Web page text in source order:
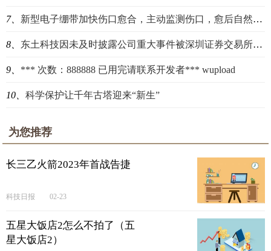
7、 新型电子绷带加快伤口愈合，主动监测伤口，愈后自然消失 环球快讯
8、 东土科技因未及时披露公司重大事件被深圳证券交易所采取监管措施
9、 *** 次数：888888 已用完请联系开发者*** wupload
10、 科学保护让千年古塔迎来“新生”
为您推荐
长三乙火箭2023年首战告捷
科技日报 02-23
五星大饭店2怎么不拍了（五
星大饭店2）